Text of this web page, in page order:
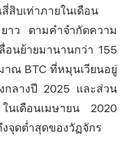
บเท่าภายในเดือน
าว ตามคำจำกัดความ
อนย้ายมานานกว่า 155
ณ BTC ที่หมุนเวียนอยู่
กลางปี 2025 และส่วน
นเดือนเมษายน 2020
จุดต่ำสุดของวัฏจักร